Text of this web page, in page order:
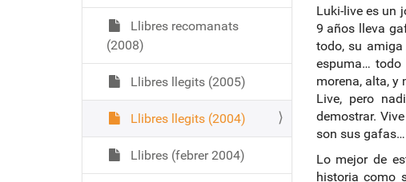
Luki-live es un
9 años lleva
todo, su
espuma… todo
morena, alta, y
Live, pero
demostrar.
son sus gafas…
Lo mejor de
historia como
Llibres recomanats
(2008)
Llibres llegits (2005)
Llibres llegits (2004)
Llibres (febrer 2004)